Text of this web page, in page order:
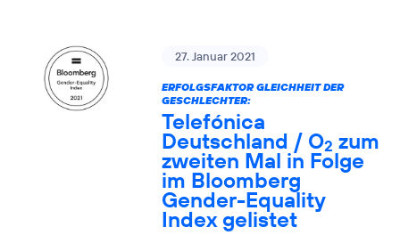
27. Januar 2021
ERFOLGSFAKTOR GLEICHHEIT DER
GESCHLECHTER:
Telefónica
Deutschland / O2 zum
zweiten Mal in Folge
im Bloomberg
Gender-Equality
Index gelistet